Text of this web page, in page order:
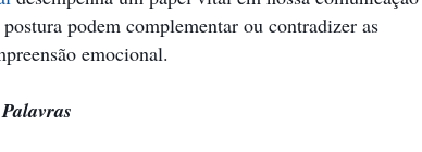
podem complementar ou contradizer as
emocional.